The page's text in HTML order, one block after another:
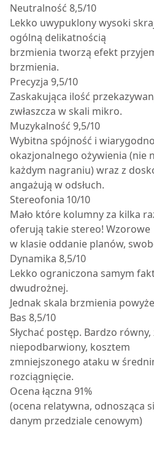
Neutralność 8,5/10
Lekko uwypuklony wysoki
ogólną delikatnością
brzmienia tworzą efekt
brzmienia.
Precyzja 9,5/10
Zaskakująca ilość
zwłaszcza w skali mikro.
Muzykalność 9,5/10
Wybitna spójność i
okazjonalnego ożywienia (nie
każdym nagraniu) wraz z
angażują w odsłuch.
Stereofonia 10/10
Mało które kolumny za kilka
oferują takie stereo! Wzorowe
w klasie oddanie planów,
Dynamika 8,5/10
Lekko ograniczona samym
dwudrożnej.
Jednak skala brzmienia
Bas 8,5/10
Słychać postęp. Bardzo równy,
niepodbarwiony, kosztem
zmniejszonego ataku w
rozciągnięcie.
Ocena łączna 91%
(ocena relatywna, odnosząca
danym przedziale cenowym)